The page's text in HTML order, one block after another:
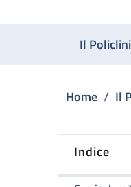
Il
Home / Il
Indice